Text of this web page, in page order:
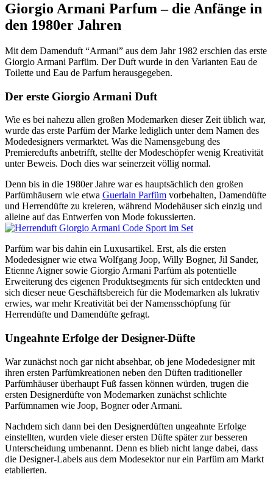
Giorgio Armani Parfum – die Anfänge in
den 1980er Jahren
Mit dem Damenduft “Armani” aus dem Jahr 1982 erschien das erste
Giorgio Armani Parfüm. Der Duft wurde in den Varianten Eau de
Toilette und Eau de Parfum herausgegeben.
Der erste Giorgio Armani Duft
Wie es bei nahezu allen großen Modemarken dieser Zeit üblich war,
wurde das erste Parfüm der Marke lediglich unter dem Namen des
Modedesigners vermarktet. Was die Namensgebung des
Premieredufts anbetrifft, stellte der Modeschöpfer wenig Kreativität
unter Beweis. Doch dies war seinerzeit völlig normal.
Denn bis in die 1980er Jahre war es hauptsächlich den großen
Parfümhäusern wie etwa Guerlain Parfüm vorbehalten, Damendüfte
und Herrendüfte zu kreieren, während Modehäuser sich einzig und
alleine auf das Entwerfen von Mode fokussierten.
Parfüm war bis dahin ein Luxusartikel. Erst, als die ersten
Modedesigner wie etwa Wolfgang Joop, Willy Bogner, Jil Sander,
Etienne Aigner sowie Giorgio Armani Parfüm als potentielle
Erweiterung des eigenen Produktsegments für sich entdeckten und
sich dieser neue Geschäftsbereich für die Modemarken als lukrativ
erwies, war mehr Kreativität bei der Namensschöpfung für
Herrendüfte und Damendüfte gefragt.
Ungeahnte Erfolge der Designer-Düfte
War zunächst noch gar nicht absehbar, ob jene Modedesigner mit
ihren ersten Parfümkreationen neben den Düften traditioneller
Parfümhäuser überhaupt Fuß fassen können würden, trugen die
ersten Designerdüfte von Modemarken zunächst schlichte
Parfümnamen wie Joop, Bogner oder Armani.
Nachdem sich dann bei den Designerdüften ungeahnte Erfolge
einstellten, wurden viele dieser ersten Düfte später zur besseren
Unterscheidung umbenannt. Denn es blieb nicht lange dabei, dass
die Designer-Labels aus dem Modesektor nur ein Parfüm am Markt
etablierten.